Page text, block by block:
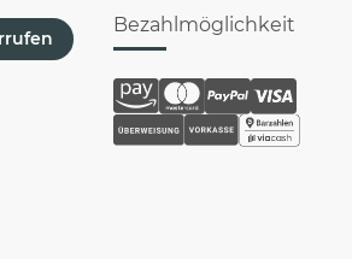
Bezahlmöglichkeit